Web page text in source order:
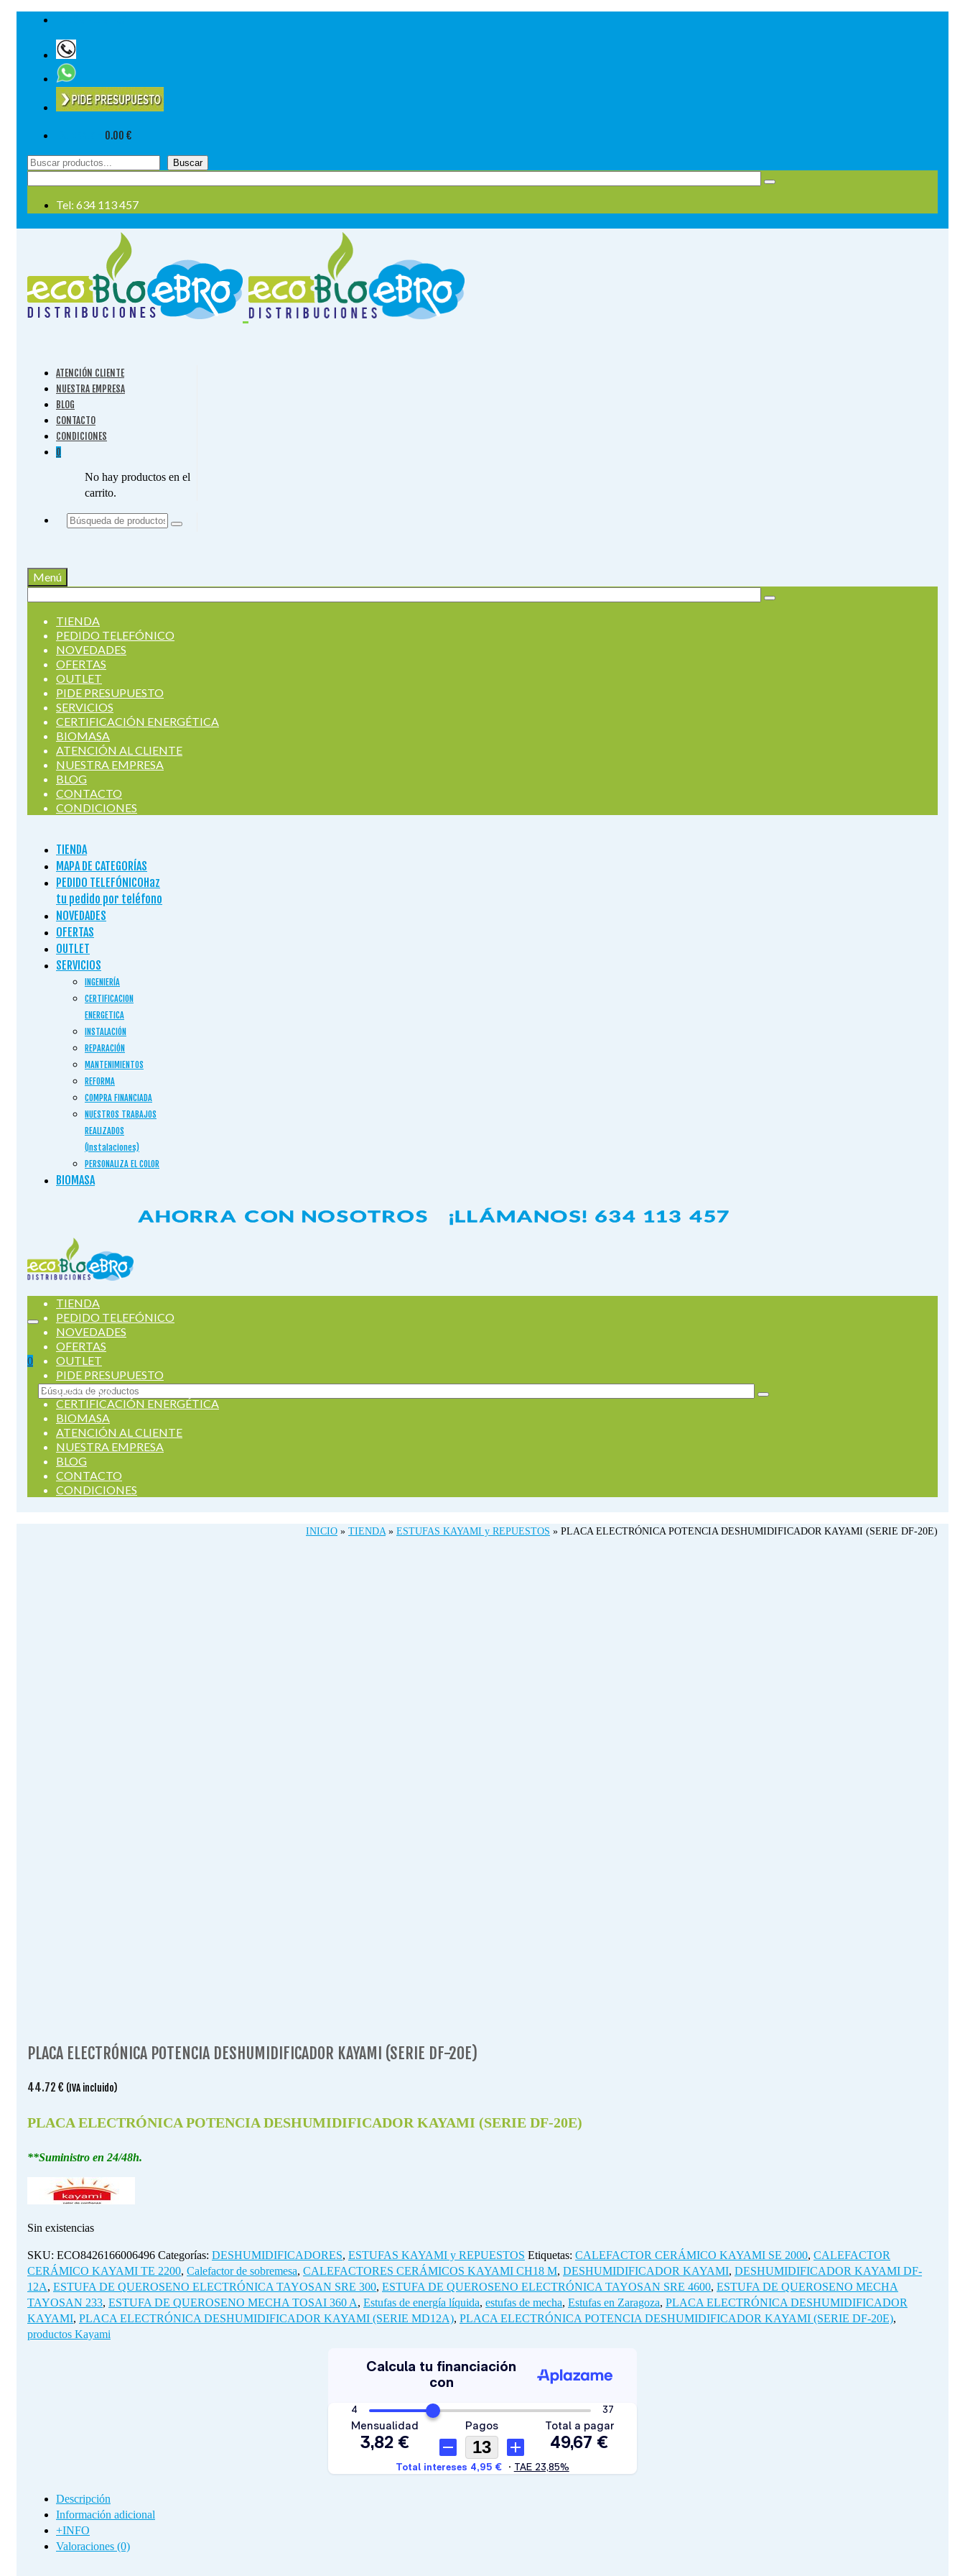
0.00 €
Buscar
Tel: 634 113 457
ATENCIÓN CLIENTE
NUESTRA EMPRESA
BLOG
CONTACTO
CONDICIONES
0
No hay productos en el
carrito.
Buscar
Menú
TIENDA
PEDIDO TELEFÓNICO
NOVEDADES
OFERTAS
OUTLET
PIDE PRESUPUESTO
SERVICIOS
CERTIFICACIÓN ENERGÉTICA
BIOMASA
ATENCIÓN AL CLIENTE
NUESTRA EMPRESA
BLOG
CONTACTO
CONDICIONES
TIENDA
MAPA DE CATEGORÍAS
PEDIDO TELEFÓNICO Haz
tu pedido por teléfono
NOVEDADES
OFERTAS
OUTLET
SERVICIOS
INGENIERÍA
CERTIFICACION
ENERGETICA
INSTALACIÓN
REPARACIÓN
MANTENIMIENTOS
REFORMA
COMPRA FINANCIADA
NUESTROS TRABAJOS
REALIZADOS
(Instalaciones)
PERSONALIZA EL COLOR
BIOMASA
0
Buscar
por:
TIENDA
PEDIDO TELEFÓNICO
NOVEDADES
OFERTAS
OUTLET
PIDE PRESUPUESTO
SERVICIOS
CERTIFICACIÓN ENERGÉTICA
BIOMASA
ATENCIÓN AL CLIENTE
NUESTRA EMPRESA
BLOG
CONTACTO
CONDICIONES
INICIO » TIENDA » ESTUFAS KAYAMI y REPUESTOS » PLACA ELECTRÓNICA POTENCIA DESHUMIDIFICADOR KAYAMI (SERIE DF-20E)
PLACA ELECTRÓNICA POTENCIA DESHUMIDIFICADOR KAYAMI (SERIE DF-20E)
44.72 € (IVA incluido)
PLACA ELECTRÓNICA POTENCIA DESHUMIDIFICADOR KAYAMI (SERIE DF-20E)
**Suministro en 24/48h.
Sin existencias
SKU: ECO8426166006496 Categorías: DESHUMIDIFICADORES, ESTUFAS KAYAMI y REPUESTOS Etiquetas: CALEFACTOR CERÁMICO KAYAMI SE 2000, CALEFACTOR
CERÁMICO KAYAMI TE 2200, Calefactor de sobremesa, CALEFACTORES CERÁMICOS KAYAMI CH18 M, DESHUMIDIFICADOR KAYAMI, DESHUMIDIFICADOR KAYAMI DF-
12A, ESTUFA DE QUEROSENO ELECTRÓNICA TAYOSAN SRE 300, ESTUFA DE QUEROSENO ELECTRÓNICA TAYOSAN SRE 4600, ESTUFA DE QUEROSENO MECHA
TAYOSAN 233, ESTUFA DE QUEROSENO MECHA TOSAI 360 A, Estufas de energía líquida, estufas de mecha, Estufas en Zaragoza, PLACA ELECTRÓNICA DESHUMIDIFICADOR
KAYAMI, PLACA ELECTRÓNICA DESHUMIDIFICADOR KAYAMI (SERIE MD12A), PLACA ELECTRÓNICA POTENCIA DESHUMIDIFICADOR KAYAMI (SERIE DF-20E),
productos Kayami
Descripción
Información adicional
+INFO
Valoraciones (0)